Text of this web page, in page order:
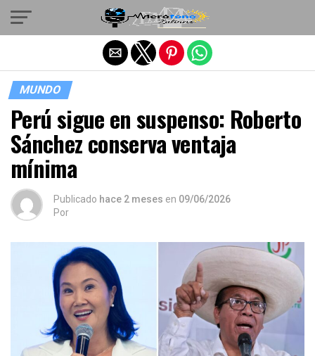
MUNDO
Perú sigue en suspenso: Roberto
Sánchez conserva ventaja
mínima
Publicado hace 2 meses en 09/06/2026
Por
Salir de la versión móvil